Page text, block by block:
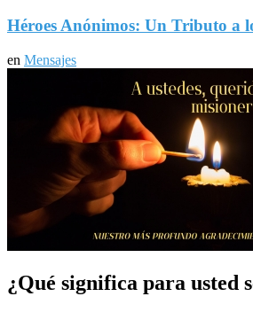
Héroes Anónimos: Un Tributo a
en Mensajes
¿Qué significa para usted